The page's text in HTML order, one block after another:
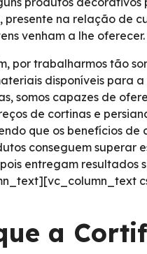
presente na relação de
venham a lhe oferecer.
por trabalharmos tão
disponíveis para
somos capazes de
de cortinas e
que os benefícios de
conseguem superar
entregam resultados
a